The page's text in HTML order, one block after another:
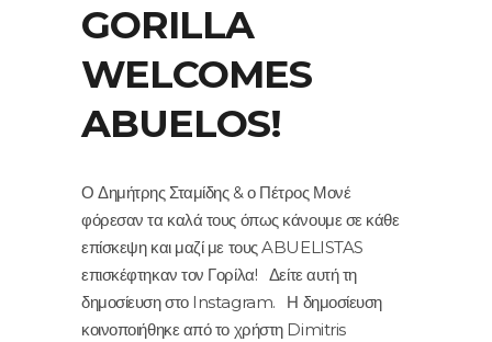
GORILLA
WELCOMES
ABUELOS!
Ο Δημήτρης Σταμίδης & ο Πέτρος Μονέ
φόρεσαν τα καλά τους όπως κάνουμε σε κάθε
επίσκεψη και μαζί με τους ABUELISTAS
επισκέφτηκαν τον Γορίλα! Δείτε αυτή τη
δημοσίευση στο Instagram. Η δημοσίευση
κοινοποιήθηκε από το χρήστη Dimitris